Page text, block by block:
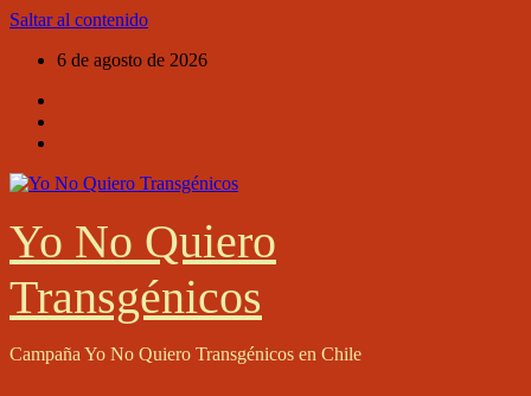
Saltar al contenido
6 de agosto de 2026
Yo No Quiero
Transgénicos
Campaña Yo No Quiero Transgénicos en Chile